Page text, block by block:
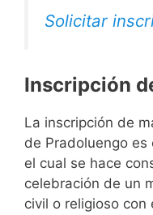
Solicitar
Inscripción
La inscripción de
de Pradoluengo
el cual se hace
celebración de un
civil o religioso con